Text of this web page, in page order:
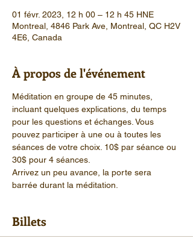
01 févr. 2023, 12 h 00 – 12 h 45 HNE
Montreal, 4846 Park Ave, Montreal, QC H2V
4E6, Canada
À propos de l'événement
Méditation en groupe de 45 minutes,
incluant quelques explications, du temps
pour les questions et échanges. Vous
pouvez participer à une ou à toutes les
séances de votre choix. 10$ par séance ou
30$ pour 4 séances.
Arrivez un peu avance, la porte sera
barrée durant la méditation.
Billets